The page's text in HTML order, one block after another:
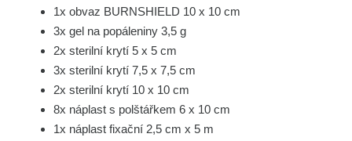
1x obvaz BURNSHIELD 10 x 10 cm
3x gel na popáleniny 3,5 g
2x sterilní krytí 5 x 5 cm
3x sterilní krytí 7,5 x 7,5 cm
2x sterilní krytí 10 x 10 cm
8x náplast s polštářkem 6 x 10 cm
1x náplast fixační 2,5 cm x 5 m